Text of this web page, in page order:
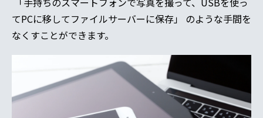
てPCに移してファイルサーバーに保存」 のような手間を
なくすことができます。